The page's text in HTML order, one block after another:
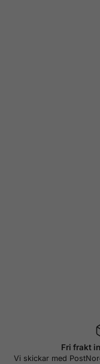
Fri frakt
Vi skickar med